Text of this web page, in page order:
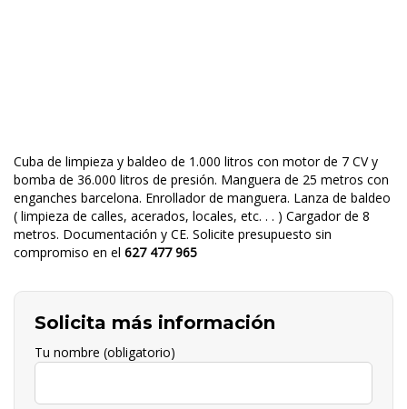
Cuba de limpieza y baldeo de 1.000 litros con motor de 7 CV y
bomba de 36.000 litros de presión. Manguera de 25 metros con
enganches barcelona. Enrollador de manguera. Lanza de baldeo
( limpieza de calles, acerados, locales, etc. . . ) Cargador de 8
metros. Documentación y CE. Solicite presupuesto sin
compromiso en el 627 477 965
Solicita más información
Tu nombre (obligatorio)